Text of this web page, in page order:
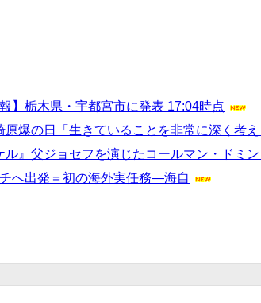
】栃木県・宇都宮市に発表 17:04時点
原爆の日「生きていることを非常に深く考
ル』父ジョセフを演じたコールマン・ドミ
へ出発＝初の海外実任務―海自